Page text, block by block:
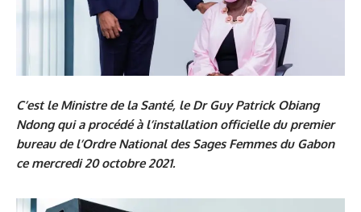
C’est le Ministre de la Santé, le Dr Guy Patrick Obiang
Ndong qui a procédé à l’installation officielle du premier
bureau de l’Ordre National des Sages Femmes du Gabon
ce mercredi 20 octobre 2021.